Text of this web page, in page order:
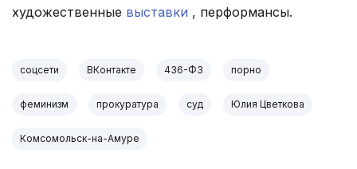
художественные выставки , перформансы.
соцсети ВКонтакте 436-ФЗ порно
феминизм прокуратура суд Юлия Цветкова
Комсомольск-на-Амуре